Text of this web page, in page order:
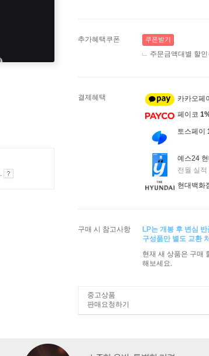
추가혜택쿠폰 쿠폰받기
주문금액대별 할인
결제혜택 카카오페
페이코
토스페이
예스24
전월 실적
현대백화
구매 시 참고사항
LP는 개봉 후 변심
구성품만 별도 교환
현재 새 상품은 구매
해보세요.
중고상품
판매요청하기